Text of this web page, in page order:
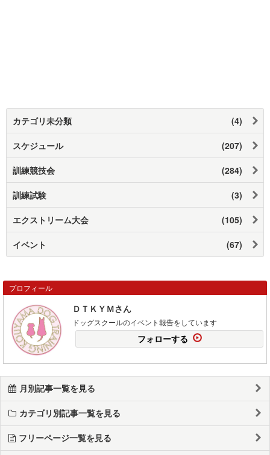
カテゴリ未分類 (4)
スケジュール (207)
訓練競技会 (284)
訓練試験 (3)
エクストリーム大会 (105)
イベント (67)
プロフィール
ＤＴＫＹＭさん
ドッグスクールのイベント報告をしています
フォローする
月別記事一覧を見る
カテゴリ別記事一覧を見る
フリーページ一覧を見る